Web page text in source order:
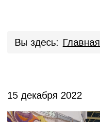
Вы здесь: Главная
15 декабря 2022